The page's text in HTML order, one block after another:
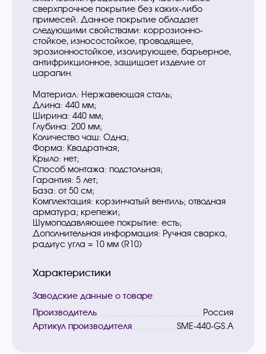
сверхпрочное покрытие без каких-либо
примесей. Данное покрытие обладает
следующими свойствами: коррозионно-
стойкое, износостойкое, проводящее,
эрозионностойкое, изолирующее, барьерное,
антифрикционное, защищает изделие от
царапин.
Материал: Нержавеющая сталь;
Длина: 440 мм;
Ширина: 440 мм;
Глубина: 200 мм;
Количество чаш: Одна;
Форма: Квадратная;
Крыло: нет;
Способ монтажа: подстольная;
Гарантия: 5 лет;
База: от 50 см;
Комплектация: корзинчатый вентиль; отводная
арматура; крепежи;
Шумоподавляющее покрытие: есть;
Дополнительная информация: Ручная сварка,
радиус угла = 10 мм (R10)
Характеристики
Заводские данные о товаре
Производитель
Россия
Артикул производителя
SME-440-GS.A